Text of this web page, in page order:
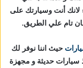
لانك أنت وسيارتك على
تام علي الطريق.
حيث اننا نوفر لك
سيارات حديثة و مجهزة